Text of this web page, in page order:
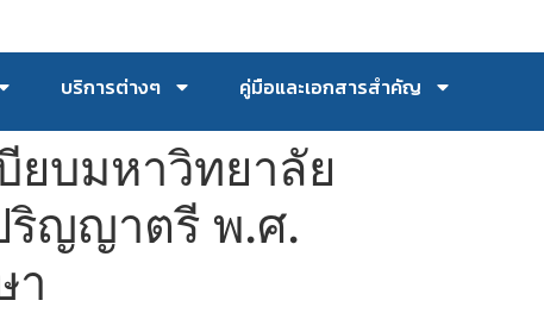
บริการต่างๆ คู่มือและเอกสารสำคัญ
ยบมหาวิทยาลัย
ริญญาตรี พ.ศ.
า